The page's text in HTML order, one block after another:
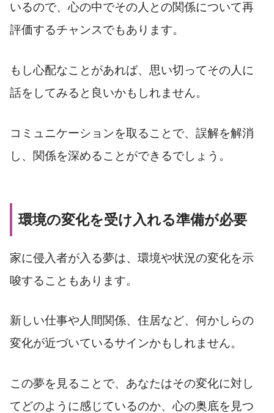
いるので、心の中でその人との関係について再
評価するチャンスでもあります。
もし心配なことがあれば、思い切ってその人に
話をしてみると良いかもしれません。
コミュニケーションを取ることで、誤解を解消
し、関係を深めることができるでしょう。
環境の変化を受け入れる準備が必要
家に侵入者が入る夢は、環境や状況の変化を示
唆することもあります。
新しい仕事や人間関係、住居など、何かしらの
変化が近づいているサインかもしれません。
この夢を見ることで、あなたはその変化に対し
てどのように感じているのか、心の奥底を見つ